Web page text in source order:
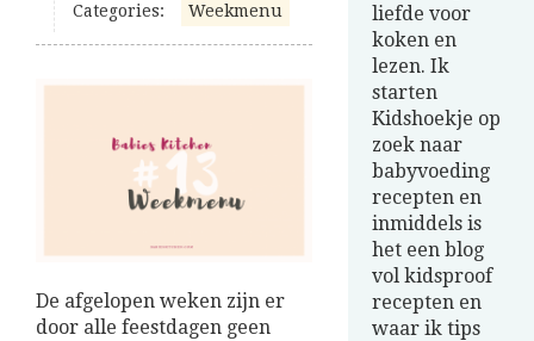
Categories: Weekmenu
De afgelopen weken zijn er
door alle feestdagen geen
liefde voor
koken en
lezen. Ik
starten
Kidshoekje op
zoek naar
babyvoeding
recepten en
inmiddels is
het een blog
vol kidsproof
recepten en
waar ik tips